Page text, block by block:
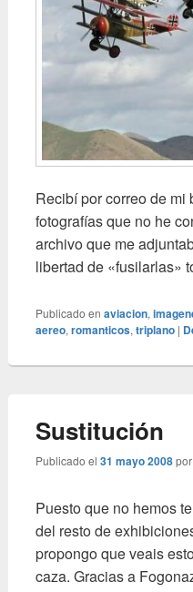
Recibí por correo de mi
fotografías que no he
archivo que me
libertad de «fusilarlas»
Publicado en aviacion,
aereo, romanticos, triplano |
Sustitución
Publicado el 31 mayo 2008por
Puesto que no hemos
del resto de
propongo que veais
caza. Gracias a